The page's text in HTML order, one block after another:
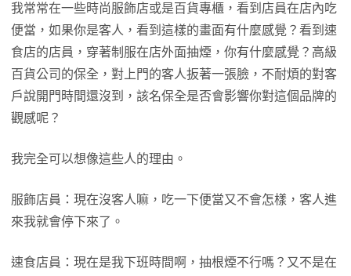
我常常在一些時尚服飾店或是百貨專櫃，看到店員在店內吃
便當，如果你是客人，看到這樣的畫面有什麼感覺？看到速
食店的店員，穿著制服在店外面抽煙，你有什麼感覺？高級
百貨公司的保全，對上門的客人扳著一張臉，不耐煩的對客
戶說開門時間還沒到，該名保全是否會影響你對這個品牌的
觀感呢？
我完全可以想像這些人的理由。
服飾店員：現在沒客人嘛，吃一下便當又不會怎樣，客人進
來我就會停下來了。
速食店員：現在是我下班時間啊，抽根煙不行嗎？又不是在